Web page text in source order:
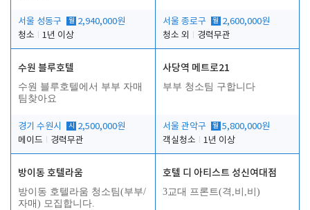
서울 성동구 월 2,940,000원
청소
1년 이상
서울 종로구 월 2,600,000원
청소 외
경력무관
수원 블루호텔
수원 블루호텔에서 부부 자매
팀찾아요
경기 수원시 시
2,500,000원
메이드
경력무관
사당역 메트로21
부부 청소팀 구합니다
서울 관악구 월 5,800,000원
객실청소
1년 이상
방이동 호텔라움
방이동 호텔라움 청소팀(부부/
자매) 모집합니다.
호텔 디 아티스트 성신여대점
3교대 프론트(격,비,비)